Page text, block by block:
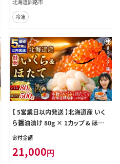
北海道釧路市
冷凍
【 5営業日以内発送 】北海道産 いく
ら醤油漬け 80g × 1カップ & ほたて
貝柱 500g 魚卵 醤油漬け 海鮮セッ
テ ほたて 帆立 海鮮物 貝柱 セット い
寄付金額
21,000円